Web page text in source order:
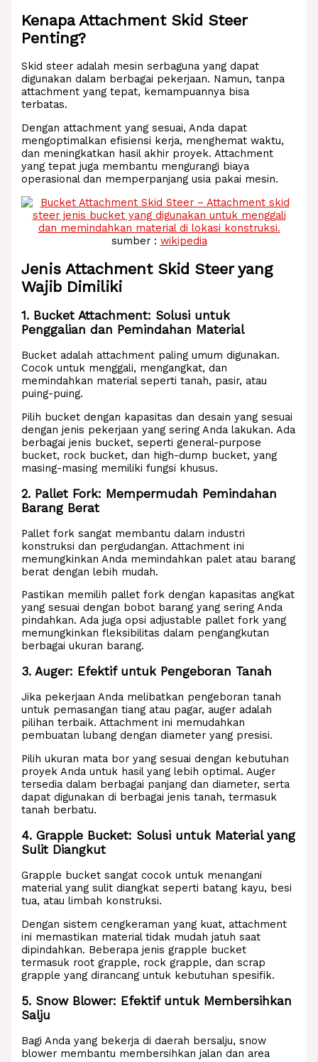
Kenapa Attachment Skid Steer
Penting?
Skid steer adalah mesin serbaguna yang dapat
digunakan dalam berbagai pekerjaan. Namun, tanpa
attachment yang tepat, kemampuannya bisa
terbatas.
Dengan attachment yang sesuai, Anda dapat
mengoptimalkan efisiensi kerja, menghemat waktu,
dan meningkatkan hasil akhir proyek. Attachment
yang tepat juga membantu mengurangi biaya
operasional dan memperpanjang usia pakai mesin.
sumber : wikipedia
Jenis Attachment Skid Steer yang
Wajib Dimiliki
1. Bucket Attachment: Solusi untuk
Penggalian dan Pemindahan Material
Bucket adalah attachment paling umum digunakan.
Cocok untuk menggali, mengangkat, dan
memindahkan material seperti tanah, pasir, atau
puing-puing.
Pilih bucket dengan kapasitas dan desain yang sesuai
dengan jenis pekerjaan yang sering Anda lakukan. Ada
berbagai jenis bucket, seperti general-purpose
bucket, rock bucket, dan high-dump bucket, yang
masing-masing memiliki fungsi khusus.
2. Pallet Fork: Mempermudah Pemindahan
Barang Berat
Pallet fork sangat membantu dalam industri
konstruksi dan pergudangan. Attachment ini
memungkinkan Anda memindahkan palet atau barang
berat dengan lebih mudah.
Pastikan memilih pallet fork dengan kapasitas angkat
yang sesuai dengan bobot barang yang sering Anda
pindahkan. Ada juga opsi adjustable pallet fork yang
memungkinkan fleksibilitas dalam pengangkutan
berbagai ukuran barang.
3. Auger: Efektif untuk Pengeboran Tanah
Jika pekerjaan Anda melibatkan pengeboran tanah
untuk pemasangan tiang atau pagar, auger adalah
pilihan terbaik. Attachment ini memudahkan
pembuatan lubang dengan diameter yang presisi.
Pilih ukuran mata bor yang sesuai dengan kebutuhan
proyek Anda untuk hasil yang lebih optimal. Auger
tersedia dalam berbagai panjang dan diameter, serta
dapat digunakan di berbagai jenis tanah, termasuk
tanah berbatu.
4. Grapple Bucket: Solusi untuk Material yang
Sulit Diangkut
Grapple bucket sangat cocok untuk menangani
material yang sulit diangkat seperti batang kayu, besi
tua, atau limbah konstruksi.
Dengan sistem cengkeraman yang kuat, attachment
ini memastikan material tidak mudah jatuh saat
dipindahkan. Beberapa jenis grapple bucket
termasuk root grapple, rock grapple, dan scrap
grapple yang dirancang untuk kebutuhan spesifik.
5. Snow Blower: Efektif untuk Membersihkan
Salju
Bagi Anda yang bekerja di daerah bersalju, snow
blower membantu membersihkan jalan dan area